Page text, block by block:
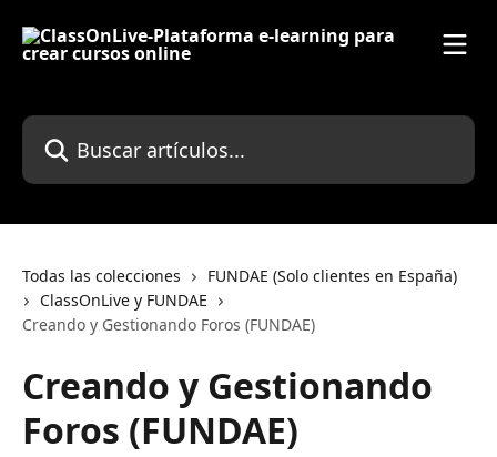
Buscar artículos...
Todas las colecciones
FUNDAE (Solo clientes en España)
ClassOnLive y FUNDAE
Creando y Gestionando Foros (FUNDAE)
Creando y Gestionando
Foros (FUNDAE)